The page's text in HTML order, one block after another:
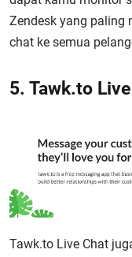
Zendesk yang paling
chat ke semua
5. Tawk.to
Tawk.to Live Chat